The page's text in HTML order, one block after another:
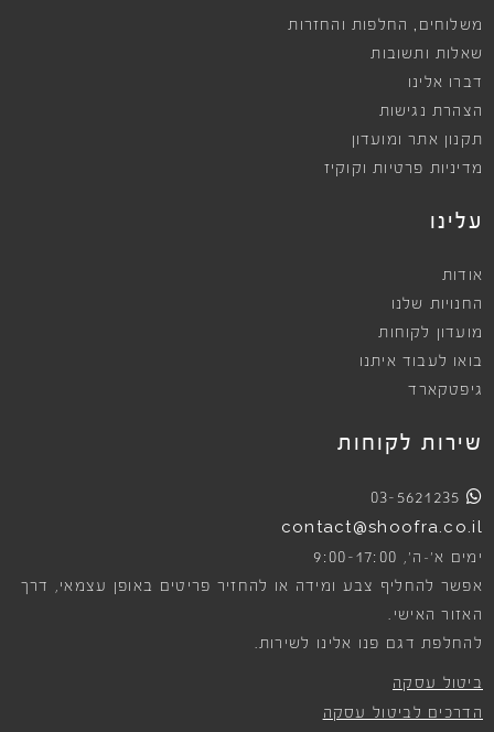
משלוחים , החלפות והחזרות
שאלות ותשובות
דברו אלינו
הצהרת נגישות
תקנון אתר ומועדון
מדיניות פרטיות וקוקיז
עלינו
אודות
החנויות שלנו
מועדון לקוחות
בואו לעבוד איתנו
גיפטקארד
שירות לקוחות
03-5621235
contact@shoofra.co.il
ימים א׳-ה׳, 9:00-17:00
אפשר להחליף צבע ומידה או להחזיר פריטים באופן עצמאי, דרך
האזור האישי.
להחלפת דגם פנו אלינו לשירות.
ביטול עסקה
הדרכים לביטול עסקה